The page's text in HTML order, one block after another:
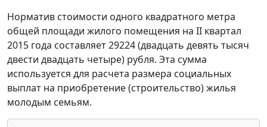
Норматив стоимости одного квадратного метра
общей площади жилого помещения на II квартал
2015 года составляет 29224 (двадцать девять тысяч
двести двадцать четыре) рубля. Эта сумма
используется для расчета размера социальных
выплат на приобретение (строительство) жилья
молодым семьям.